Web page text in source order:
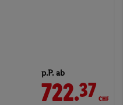
p.P. ab
722.37CHF